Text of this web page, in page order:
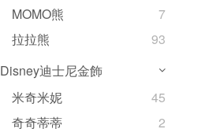
MOMO熊
7
拉拉熊
93
Disney迪士尼金飾
米奇米妮
45
奇奇蒂蒂
2